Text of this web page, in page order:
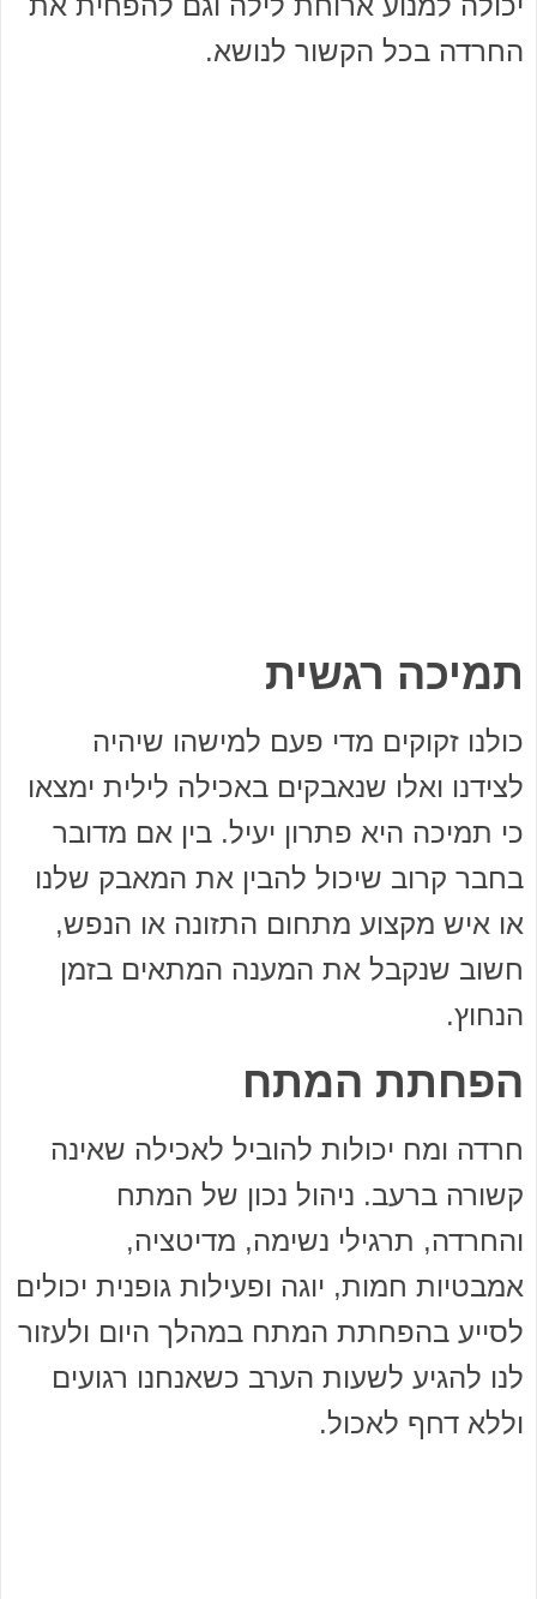
החרדה בכל הקשור לנושא.
תמיכה רגשית
כולנו זקוקים מדי פעם למישהו שיהיה
לצידנו ואלו שנאבקים באכילה לילית ימצאו
כי תמיכה היא פתרון יעיל. בין אם מדובר
בחבר קרוב שיכול להבין את המאבק שלנו
או איש מקצוע מתחום התזונה או הנפש,
חשוב שנקבל את המענה המתאים בזמן
הנחוץ.
הפחתת המתח
חרדה ומח יכולות להוביל לאכילה שאינה
קשורה ברעב. ניהול נכון של המתח
והחרדה, תרגילי נשימה, מדיטציה,
אמבטיות חמות, יוגה ופעילות גופנית יכולים
לסייע בהפחתת המתח במהלך היום ולעזור
לנו להגיע לשעות הערב כשאנחנו רגועים
וללא דחף לאכול.